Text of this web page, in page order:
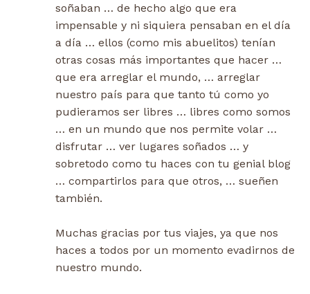
soñaban … de hecho algo que era
impensable y ni siquiera pensaban en el día
a día … ellos (como mis abuelitos) tenían
otras cosas más importantes que hacer …
que era arreglar el mundo, … arreglar
nuestro país para que tanto tú como yo
pudieramos ser libres … libres como somos
… en un mundo que nos permite volar …
disfrutar … ver lugares soñados … y
sobretodo como tu haces con tu genial blog
… compartirlos para que otros, … sueñen
también.
Muchas gracias por tus viajes, ya que nos
haces a todos por un momento evadirnos de
nuestro mundo.